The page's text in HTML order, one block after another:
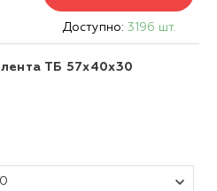
Доступно: 3196 шт.
ТБ 57x40x30